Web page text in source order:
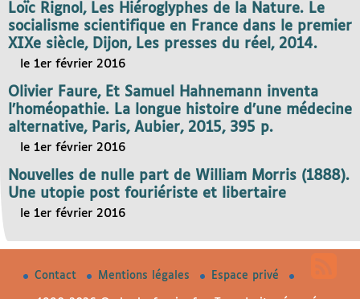
Loïc Rignol, Les Hiéroglyphes de la Nature. Le
socialisme scientifique en France dans le premier
XIXe siècle, Dijon, Les presses du réel, 2014.
le 1er février 2016
Olivier Faure, Et Samuel Hahnemann inventa
l’homéopathie. La longue histoire d’une médecine
alternative, Paris, Aubier, 2015, 395 p.
le 1er février 2016
Nouvelles de nulle part de William Morris (1888).
Une utopie post fouriériste et libertaire
le 1er février 2016
Contact Mentions légales Espace privé